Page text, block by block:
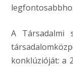
A Társadalmi
konklúzióját: a